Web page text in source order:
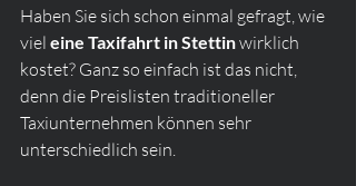
Haben Sie sich schon einmal gefragt, wie
viel eine Taxifahrt in Stettin wirklich
kostet? Ganz so einfach ist das nicht,
denn die Preislisten traditioneller
Taxiunternehmen können sehr
unterschiedlich sein.